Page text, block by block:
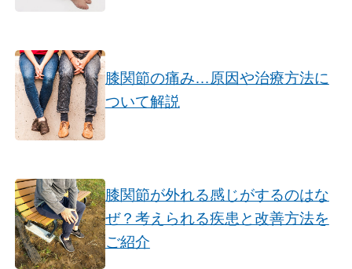
膝関節の痛み…原因や治療方法に
ついて解説
膝関節が外れる感じがするのはな
ぜ？考えられる疾患と改善方法を
ご紹介